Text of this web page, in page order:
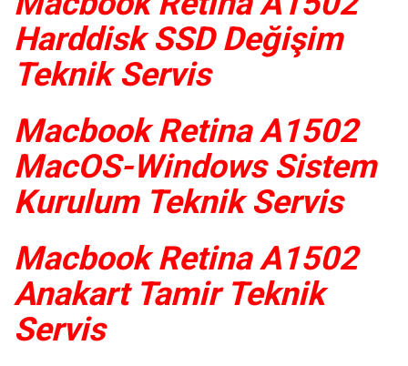
Harddisk SSD Değişim
Teknik Servis
Macbook Retina A1502
MacOS-Windows Sistem
Kurulum Teknik Servis
Macbook Retina A1502
Anakart Tamir Teknik
Servis